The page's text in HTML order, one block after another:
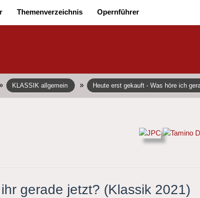
Themenverzeichnis Opernführer
KLASSIK allgemein » Heute erst gekauft - Was höre ich
gerade jetzt? (Klassik 2021)